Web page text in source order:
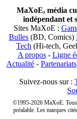
MaXoE, média
indépendant et
Sites MaXoE :
Bulles (BD, Comics)
Tech (Hi-tech,
A propos- Ligne
Actualité - Partenariats
Suivez-nous sur :
©1995-2026 MaXoE. Tous
préalable. Les marques